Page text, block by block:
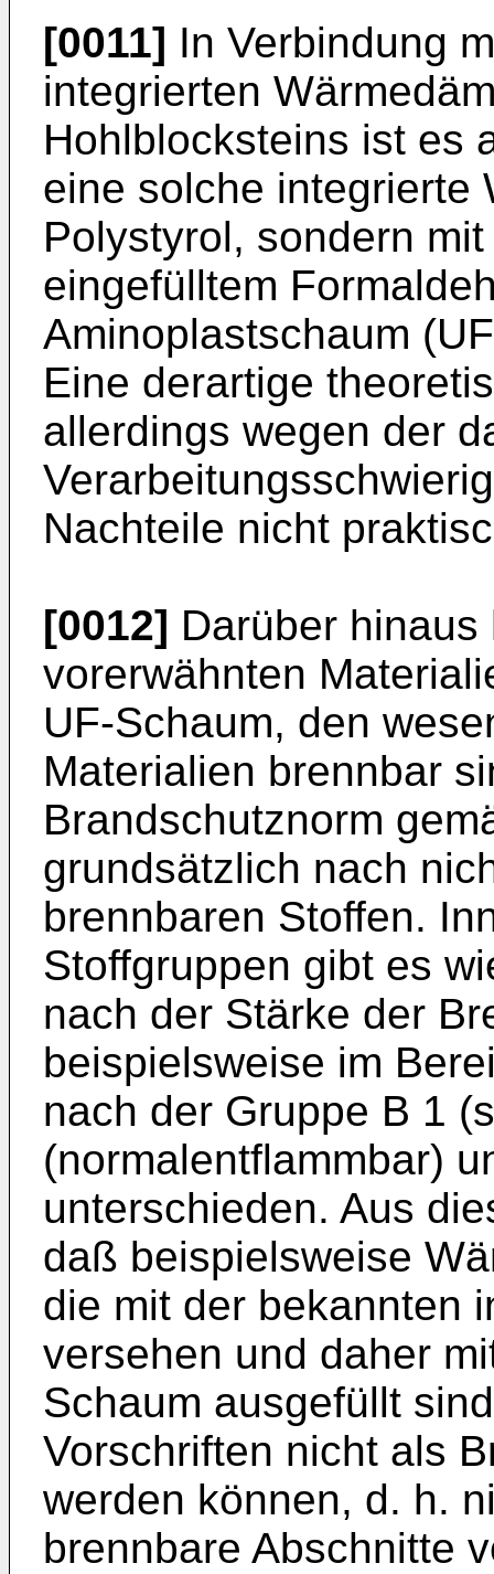
[0011] In Verbindung
integrierten
Hohlblocksteins ist es
eine solche integrierte
Polystyrol, sondern
eingefülltem
Aminoplastschaum
Eine derartige
allerdings wegen der
Nachteile nicht
[0012] Darüber
vorerwähnten
UF-Schaum, den
Materialien brennbar
Brandschutznorm
grundsätzlich nach
brennbaren Stoffen.
Stoffgruppen gibt es
nach der Stärke der
beispielsweise im
nach der Gruppe B 1
(normalentflammbar)
unterschieden. Aus
daß beispielsweise
die mit der bekannten
versehen und daher
Schaum ausgefüllt
Vorschriften nicht als
werden können, d. h.
brennbare Abschnitte